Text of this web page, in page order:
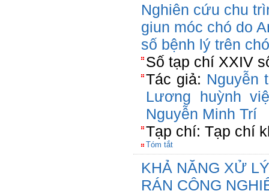
Nghiên cứu chu
giun móc chó do
số bệnh lý trên
Số tạp chí XXIV
Tác giả: Nguyễn
Lương huỳnh
Nguyễn Minh Trí
Tạp chí: Tạp chí
Tóm tắt
KHẢ NĂNG XỬ
RÁN CÔNG